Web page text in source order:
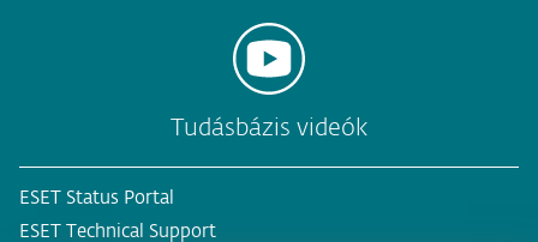
Tudásbázis videók
ESET Status Portal
ESET Technical Support